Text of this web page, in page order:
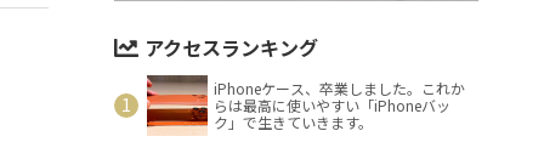
アクセスランキング
iPhoneケース、卒業しました。これか
らは最高に使いやすい「iPhoneバッ
ク」で生きていきます。